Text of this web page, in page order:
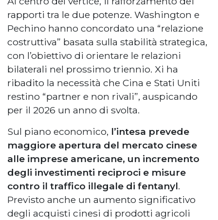
rapporti tra le due potenze. Washington e
Pechino hanno concordato una “relazione
costruttiva” basata sulla stabilità strategica,
con l’obiettivo di orientare le relazioni
bilaterali nel prossimo triennio. Xi ha
ribadito la necessità che Cina e Stati Uniti
restino “partner e non rivali”, auspicando
per il 2026 un anno di svolta.
Sul piano economico, l’intesa prevede
maggiore apertura del mercato cinese
alle imprese americane, un incremento
degli investimenti reciproci e misure
contro il traffico illegale di fentanyl.
Previsto anche un aumento significativo
degli acquisti cinesi di prodotti agricoli